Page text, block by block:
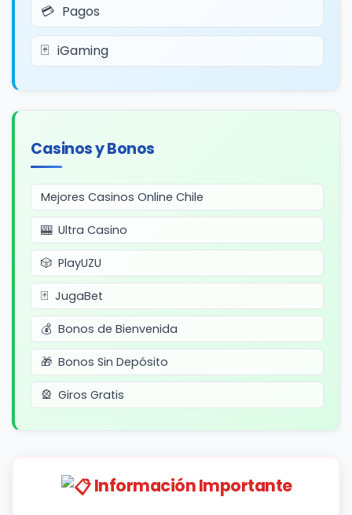
Pagos
iGaming
Casinos y Bonos
Mejores Casinos Online Chile
Ultra Casino
PlayUZU
JugaBet
Bonos de Bienvenida
Bonos Sin Depósito
Giros Gratis
Información Importante